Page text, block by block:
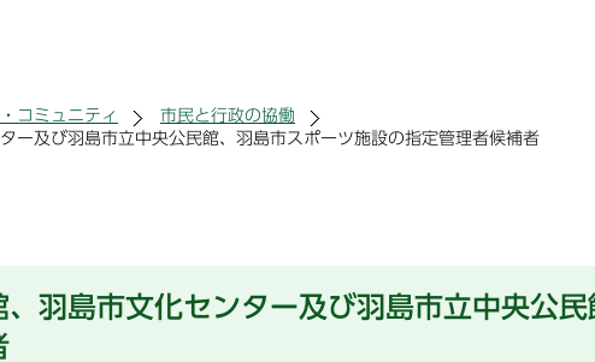
コミュニティ
市民と行政の協働
ー及び羽島市立中央公民館、羽島市スポーツ施設の指定管理者候補者
羽島市文化センター及び羽島市立中央公